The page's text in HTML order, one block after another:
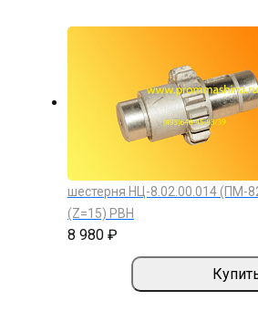
шестерня НЦ-8.02.00.014 (ПМ-
(Z=15) РВН
8 980 ₽